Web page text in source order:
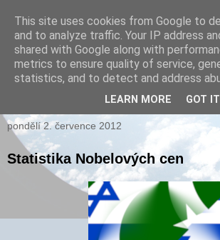
xPARI.cz
Autor přehršle vynálezů, které
pondělí 2. července 2012
Statistika Nobelových cen
This site uses cookies from Google to
and to analyze traffic. Your IP address
shared with Google along with
metrics to ensure quality of service,
statistics, and to detect and address
LEARN MORE GOT IT